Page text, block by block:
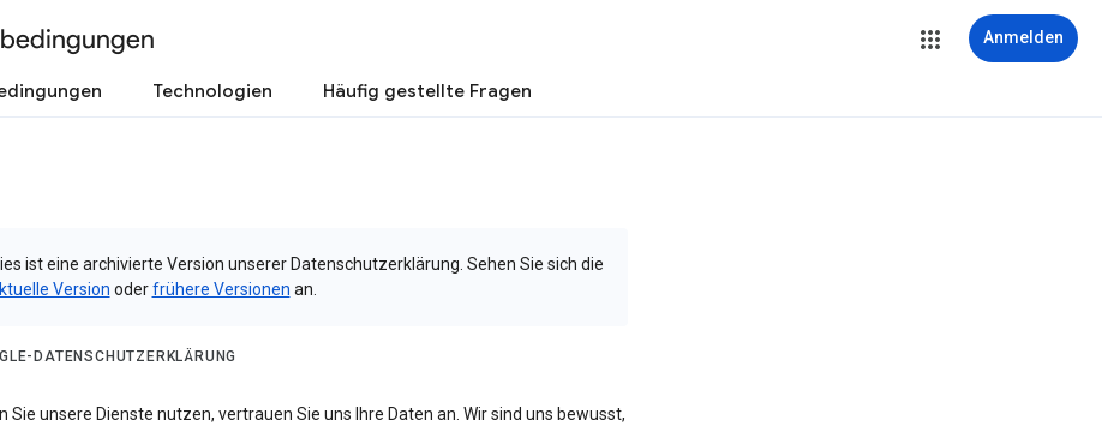
Anmelden
Technologien Häufig gestellte Fragen
ist eine archivierte Version unserer Datenschutzerklärung. Sehen Sie sich die
Version oderfrühere Versionen an.
DATENSCHUTZERKLÄRUNG
Sie unsere Dienste nutzen, vertrauen Sie uns Ihre Daten an. Wir sind uns bewusst,